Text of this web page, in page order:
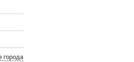
города